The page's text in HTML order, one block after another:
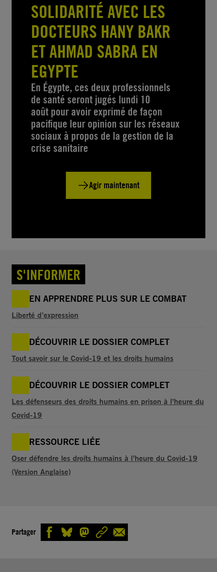
SOLIDARITÉ AVEC LES
DOCTEURS HANY BAKR
ET AHMAD SABRA EN
EGYPTE
En Égypte, ces deux professionnels
de santé seront jugés lundi 10
août pour avoir exprimé de façon
pacifique leur opinion sur les réseaux
sociaux à propos de la gestion de la
crise sanitaire
Agir maintenant
S'INFORMER
EN APPRENDRE PLUS SUR LE COMBAT
Liberté d’expression
DÉCOUVRIR LE DOSSIER COMPLET
Tout savoir sur le Covid-19 et les droits humains
DÉCOUVRIR LE DOSSIER COMPLET
Les défenseurs des droits humains en prison à l’heure du
Covid-19
RESSOURCE LIÉE
Oser défendre les droits humains à l’heure du Covid-19
(Version Anglaise)
Partager